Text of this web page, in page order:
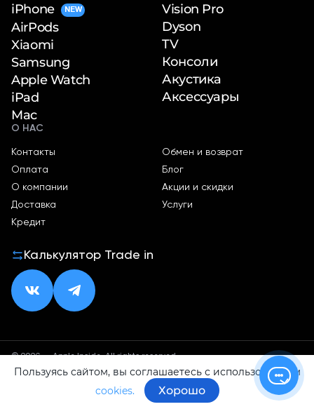
iPhone NEW
AirPods
Xiaomi
Samsung
Apple Watch
iPad
Mac
Vision Pro
Dyson
TV
Консоли
Акустика
Аксессуары
О НАС
Контакты
Оплата
О компании
Доставка
Кредит
Обмен и возврат
Блог
Акции и скидки
Услуги
Калькулятор Trade in
© 2026 — Apple Inside. All rights reserved.
Политика конфиденциальностиОферта
Пользуясь сайтом, вы соглашаетесь с использованием
cookies.
Хорошо